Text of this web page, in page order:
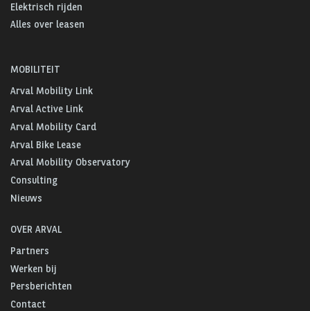
Elektrisch rijden
Alles over leasen
MOBILITEIT
Arval Mobility Link
Arval Active Link
Arval Mobility Card
Arval Bike Lease
Arval Mobility Observatory
Consulting
Nieuws
OVER ARVAL
Partners
Werken bij
Persberichten
Contact